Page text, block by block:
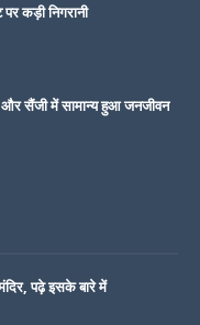
कड़ी निगरानी
और सैंजी में सामान्य हुआ जनजीवन
पढ़े इसके बारे में